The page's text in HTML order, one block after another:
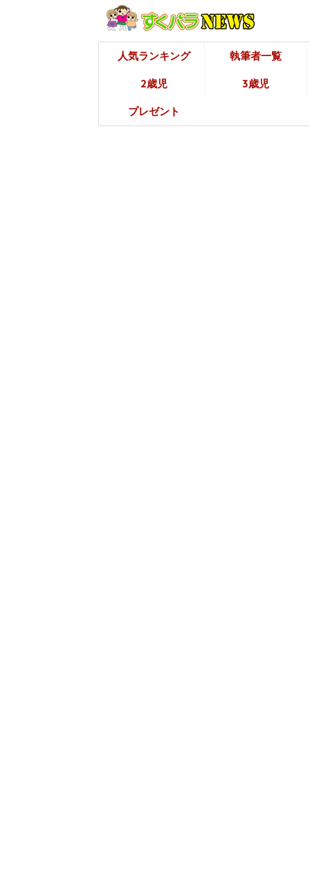
人気ランキング 執筆者一覧
2歳児 3歳児
プレゼント